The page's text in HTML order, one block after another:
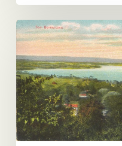
San
Bernardino